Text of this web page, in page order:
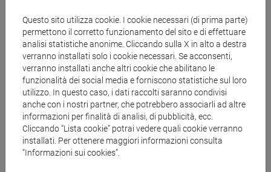
Corsi di studio e percorsi
[ET4] ECONOMIA E COMMERCIO - Laurea
economia e commercio
Struttura generale dell'insegnamento
LINGUA INGLESE (ESAME)
LINGUA INGLESE - ESAME
Questo sito utilizza cookie. I cookie necessari (di prima parte)
permettono il corretto funzionamento del sito e di effettuare
analisi statistiche anonime. Cliccando sulla X in alto a destra
verranno installati solo i cookie necessari. Se acconsenti,
verranno installati anche altri cookie che abilitano le
funzionalità dei social media e forniscono statistiche sul loro
utilizzo. In questo caso, i dati raccolti saranno condivisi
anche con i nostri partner, che potrebbero associarli ad altre
informazioni per finalità di analisi, di pubblicità, ecc.
Cliccando “Lista cookie” potrai vedere quali cookie verranno
installati. Per ottenere maggiori informazioni consulta
“Informazioni sui cookies”.